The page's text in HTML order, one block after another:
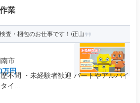
業
査・梱包のお仕事です！/正山
市
万円
不問 ・未経験者歓迎 パートやアルバイ
イ...